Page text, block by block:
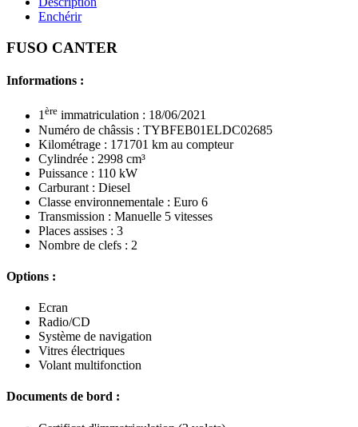
Enchérir
FUSO CANTER
Informations :
1ère immatriculation : 18/06/2021
Numéro de châssis : TYBFEB01ELDC02685
Kilométrage : 171701 km au compteur
Cylindrée : 2998 cm³
Puissance : 110 kW
Carburant : Diesel
Classe environnementale : Euro 6
Transmission : Manuelle 5 vitesses
Places assises : 3
Nombre de clefs : 2
Options :
Ecran
Radio/CD
Système de navigation
Vitres électriques
Volant multifonction
Documents de bord :